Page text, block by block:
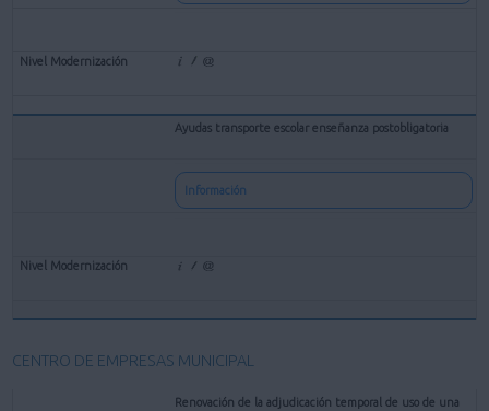
Ayudas transporte escolar enseñanza postobligatoria
Información
CENTRO DE EMPRESAS MUNICIPAL
Renovación de la adjudicación temporal de uso de una